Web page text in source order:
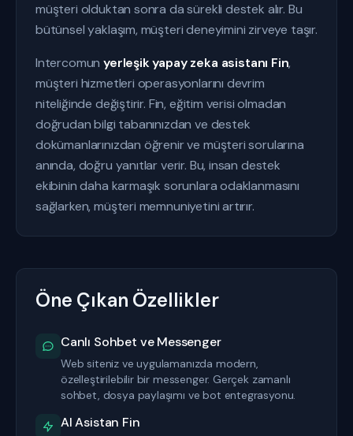
müşteri olduktan sonra da sürekli destek alır. Bu
bütünsel yaklaşım, müşteri deneyimini zirveye taşır.
Intercomunyerleşik yapay zeka asistanı Fin,
müşteri hizmetleri operasyonlarını devrim
niteliğinde değiştirir. Fin, eğitim verisi olmadan
doğrudan bilgi tabanınızdan ve destek
dokümanlarınızdan öğrenir ve müşteri sorularına
anında, doğru yanıtlar verir. Bu, insan destek
ekibinin daha karmaşık sorunlara odaklanmasını
sağlarken, müşteri memnuniyetini artırır.
Öne Çıkan Özellikler
Canlı Sohbet ve Messenger
Web siteniz ve uygulamanızda modern,
özelleştirilebilir bir messenger. Gerçek zamanlı
sohbet, dosya paylaşımı ve bot entegrasyonu.
AI Asistan Fin